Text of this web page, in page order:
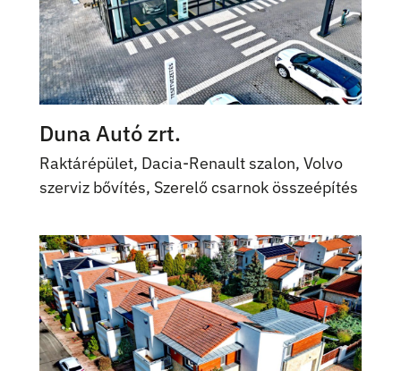
Duna Autó zrt.
Raktárépület, Dacia-Renault szalon, Volvo
szerviz bővítés, Szerelő csarnok összeépítés